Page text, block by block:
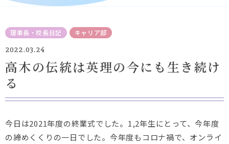
資料請求
理事長・校長日記 キャリア部
2022.03.24
高木の伝統は英理の今にも生き続け
る
今日は2021年度の終業式でした。1,2年生にとって、今年度
の締めくくりの一日でした。今年度もコロナ禍で、オンライ